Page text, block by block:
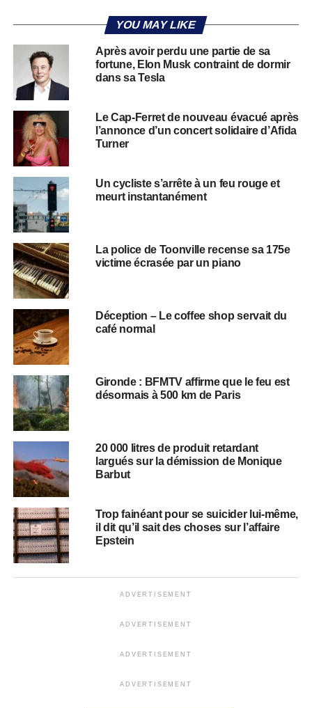
YOU MAY LIKE
Après avoir perdu une partie de sa
fortune, Elon Musk contraint de dormir
dans sa Tesla
Le Cap-Ferret de nouveau évacué après
l’annonce d’un concert solidaire d’Afida
Turner
Un cycliste s’arrête à un feu rouge et
meurt instantanément
La police de Toonville recense sa 175e
victime écrasée par un piano
Déception – Le coffee shop servait du
café normal
Gironde : BFMTV affirme que le feu est
désormais à 500 km de Paris
20 000 litres de produit retardant
largués sur la démission de Monique
Barbut
Trop fainéant pour se suicider lui-même,
il dit qu’il sait des choses sur l’affaire
Epstein
ADVERTISEMENT
ADVERTISEMENT
ADVERTISEMENT
ADVERTISEMENT